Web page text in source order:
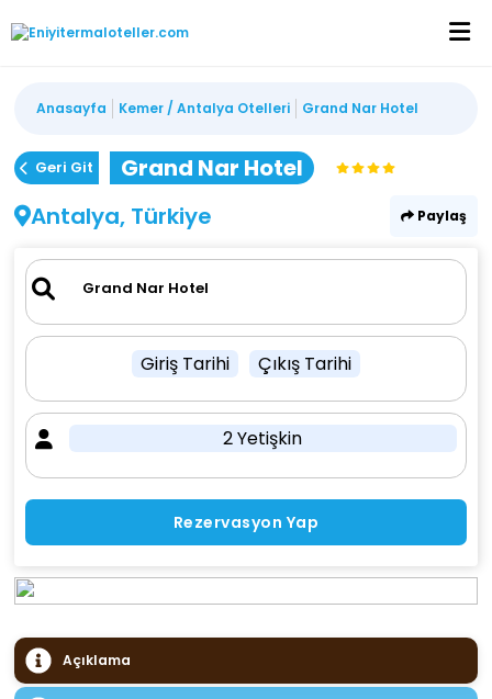
Anasayfa Kemer / Antalya Otelleri Grand Nar Hotel
Geri Git
Grand Nar Hotel
Antalya, Türkiye
Paylaş
Giriş Tarihi Çıkış Tarihi
2 Yetişkin
Rezervasyon Yap
Açıklama